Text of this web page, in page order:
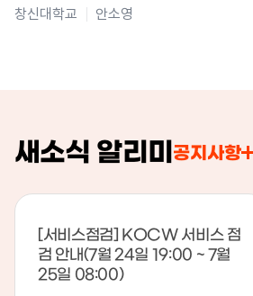
창신대학교 안소영
새소식 알리미 공지사항
[서비스점검] KOCW 서비스 점
검 안내(7월 24일 19:00 ~ 7월
25일 08:00)